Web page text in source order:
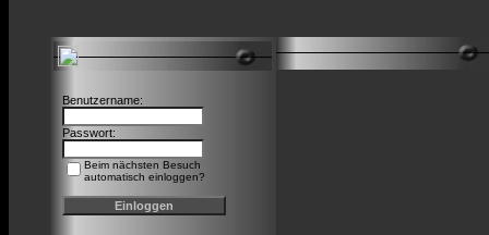
Benutzername:
Passwort:
Beim nächsten Besuch
automatisch einloggen?